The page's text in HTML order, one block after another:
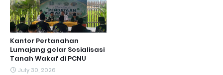
Kantor Pertanahan
Lumajang gelar Sosialisasi
Tanah Wakaf di PCNU
July 30, 2026